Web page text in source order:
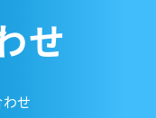
せ
せ